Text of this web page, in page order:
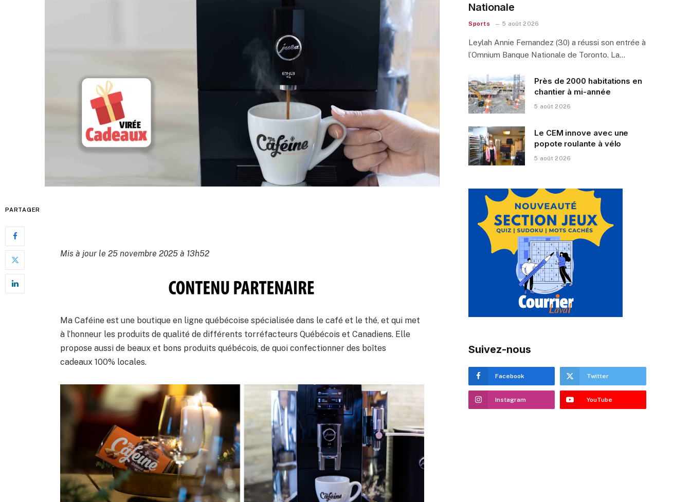
PARTAGER
Mis à jour le 25 novembre 2025 à 13h52
Ma Caféine est une boutique en ligne québécoise spécialisée dans le café et le thé, et qui met
à l’honneur les produits de qualité de différents torréfacteurs Québécois et Canadiens. Elle
propose aussi de beaux et bons produits québécois, de quoi confectionner des boîtes
cadeaux 100% locales.
Nationale
Sports 5 août 2026
Leylah Annie Fernandez (30) a réussi son entrée à
l’Omnium Banque Nationale de Toronto. La…
Près de 2000 habitations en
chantier à mi-année
5 août 2026
Le CEM innove avec une
popote roulante à vélo
5 août 2026
Suivez-nous
Facebook Twitter
Instagram YouTube